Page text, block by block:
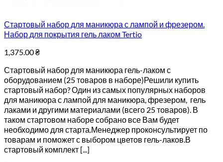
Стартовый набор для маникюра с лампой и фрезером.
Набор для покрытия гель лаком Tertio
1,375.00₴
Стартовый набор для маникюра гель-лаком с
оборудованием (25 товаров в наборе)Решили купить
стартовый набор? Один из самых популярных наборов
для маникюра с лампой для маникюра, фрезером, гель
лаками и другими материалами (всего 25 товаров). В
таком стартовом наборе собрано все Вам будет
необходимо для старта.Менеджер проконсультирует по
товарам и поможет с выбором цветов гель-лаков.В
стартовый комплект [...]